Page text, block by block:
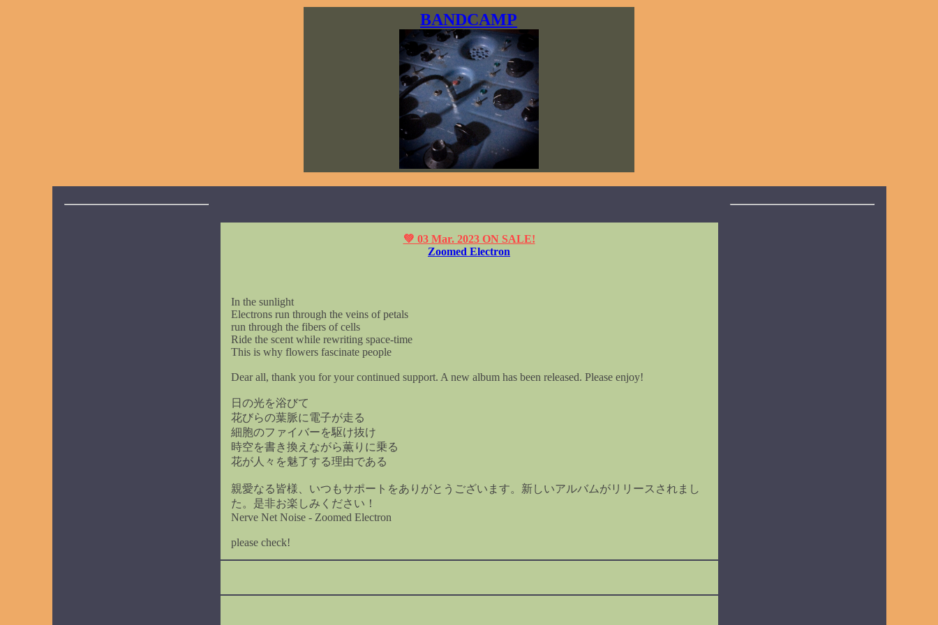
BANDCAMP
💚 03 Mar. 2023 ON SALE!
Zoomed Electron
In the sunlight
Electrons run through the veins of petals
run through the fibers of cells
Ride the scent while rewriting space-time
This is why flowers fascinate people
Dear all, thank you for your continued support. A new album has been released. Please enjoy!
日の光を浴びて
花びらの葉脈に電子が走る
細胞のファイバーを駆け抜け
時空を書き換えながら薫りに乗る
花が人々を魅了する理由である
親愛なる皆様、いつもサポートをありがとうございます。新しいアルバムがリリースされまし
た。是非お楽しみください！
Nerve Net Noise - Zoomed Electron
please check!